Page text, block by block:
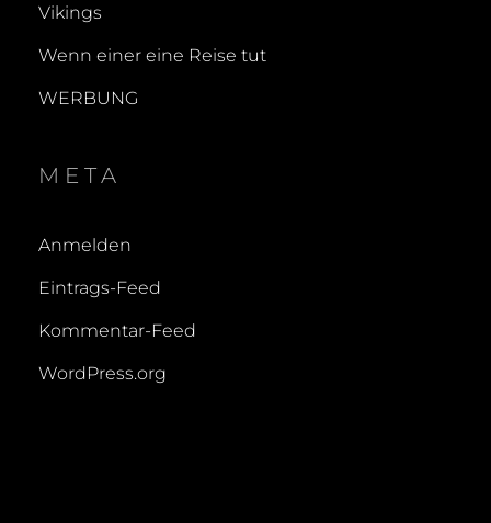
Vikings
Wenn einer eine Reise tut
WERBUNG
META
Anmelden
Eintrags-Feed
Kommentar-Feed
WordPress.org